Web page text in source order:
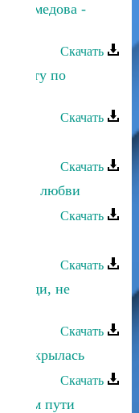
-
Скачать
по
Скачать
Скачать
мне о любви
Скачать
Скачать
не
Скачать
покрылась
Скачать
моём пути